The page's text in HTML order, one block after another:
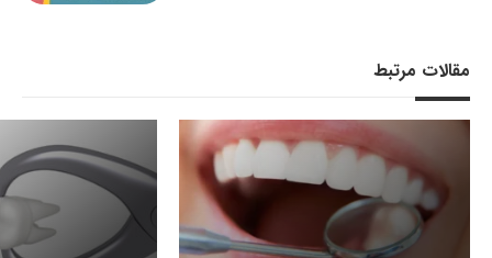
مقالات مرتبط